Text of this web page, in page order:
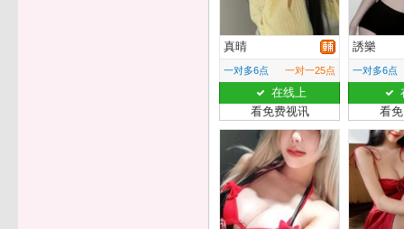
真晴
一对多6点 一对一25点
在线上
看免费视讯
誘樂
一对多6点
看